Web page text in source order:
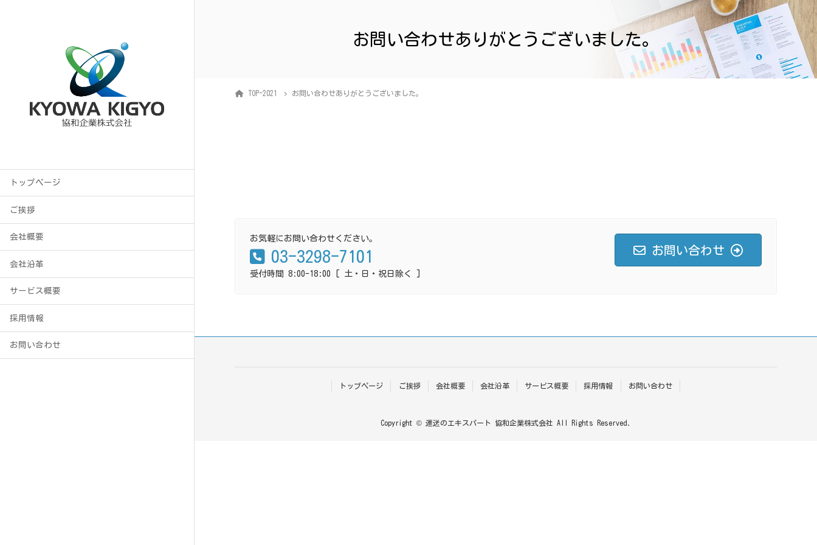
トップページ
ご挨拶
会社概要
会社沿革
サービス概要
採用情報
お問い合わせ
お問い合わせありがとうございました。
TOP-2021 お問い合わせありがとうございました。
お気軽にお問い合わせください。
03-3298-7101
受付時間 8:00-18:00 [ 土・日・祝日除く ]
お問い合わせ
トップページ ご挨拶 会社概要 会社沿革 サービス概要 採用情報 お問い合わせ
Copyright © 運送のエキスパート 協和企業株式会社 All Rights Reserved.